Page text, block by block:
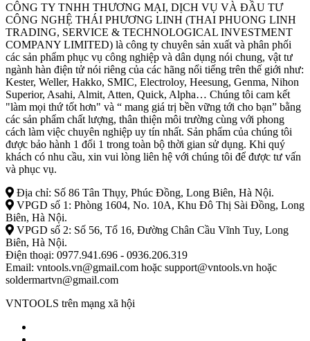
CÔNG TY TNHH THƯƠNG MẠI, DỊCH VỤ VÀ ĐẦU TƯ
CÔNG NGHỆ THÁI PHƯƠNG LINH (THAI PHUONG LINH
TRADING, SERVICE & TECHNOLOGICAL INVESTMENT
COMPANY LIMITED) là công ty chuyên sản xuất và phân phối
các sản phẩm phục vụ công nghiệp và dân dụng nói chung, vật tư
ngành hàn điện tử nói riêng của các hãng nổi tiếng trên thế giới như:
Kester, Weller, Hakko, SMIC, Electroloy, Heesung, Genma, Nihon
Superior, Asahi, Almit, Atten, Quick, Alpha… Chúng tôi cam kết
"làm mọi thứ tốt hơn" và “ mang giá trị bền vững tới cho bạn” bằng
các sản phẩm chất lượng, thân thiện môi trường cùng với phong
cách làm việc chuyên nghiệp uy tín nhất. Sản phẩm của chúng tôi
được bảo hành 1 đổi 1 trong toàn bộ thời gian sử dụng. Khi quý
khách có nhu cầu, xin vui lòng liên hệ với chúng tôi để được tư vấn
và phục vụ.
Địa chỉ: Số 86 Tân Thụy, Phúc Đồng, Long Biên, Hà Nội.
VPGD số 1: Phòng 1604, No. 10A, Khu Đô Thị Sài Đồng, Long
Biên, Hà Nội.
VPGD số 2: Số 56, Tổ 16, Đường Chân Cầu Vĩnh Tuy, Long
Biên, Hà Nội.
Điện thoại: 0977.941.696 - 0936.206.319
Email: vntools.vn@gmail.com hoặc support@vntools.vn hoặc
soldermartvn@gmail.com
VNTOOLS trên mạng xã hội